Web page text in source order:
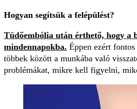
Hogyan segítsük a felépülést?
Tüdőembólia után érthető, hogy a
mindennapokba. Éppen ezért
többek között a munkába való
problémákat, mikre kell figyelni,